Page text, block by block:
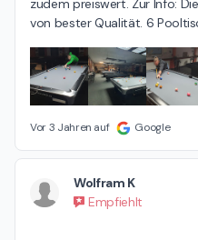
zudem preiswert. Zur Info:
von bester Qualität. 6
Vor 3 Jahren auf Google
Wolfram K
Empfiehlt